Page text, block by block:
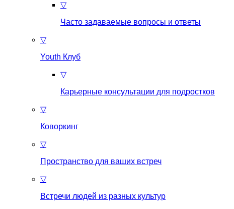
▽
Часто задаваемые вопросы и ответы
▽
Youth Клуб
▽
Карьерные консультации для подростков
▽
Коворкинг
▽
Пространство для ваших встреч
▽
Встречи людей из разных культур